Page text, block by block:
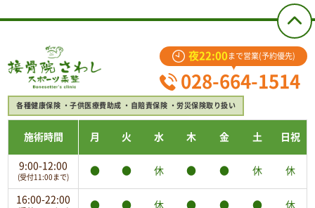
夜22:00 まで営業(予約優先)
028-664-1514
各種健康保険 子供医療費助成 自賠責保険 労災保険取り扱い
施術時間 月 火 水 木 金 土 日祝
9:00-12:00
(受付11:00まで)
● ● 休 ● ● 休 休
16:00-22:00
● ● 休 ● ● ● 休